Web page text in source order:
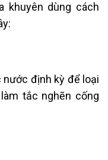
khuyên dùng cách
nước định kỳ để loại
tắc nghẽn cống